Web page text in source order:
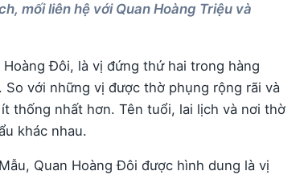
mối liên hệ với Quan Hoàng Triệu và
Đôi, là vị đứng thứ hai trong hàng
. So với những vị được thờ phụng rộng rãi và
thống nhất hơn. Tên tuổi, lai lịch và nơi thờ
khác nhau.
Quan Hoàng Đôi được hình dung là vị